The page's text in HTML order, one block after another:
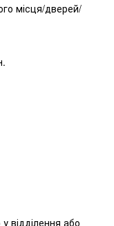
місця/дверей/
відділення або